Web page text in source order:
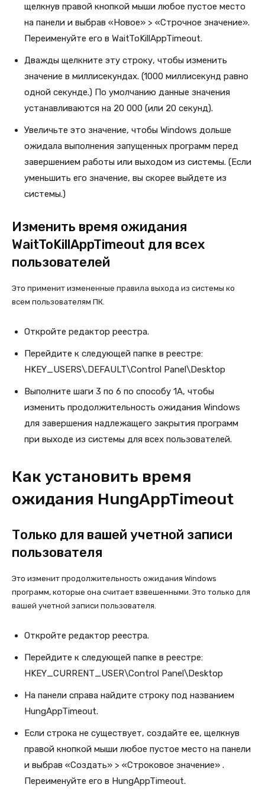
щелкнув правой кнопкой мыши любое пустое место
на панели и выбрав «Новое» > «Строчное значение».
Переименуйте его в WaitToKillAppTimeout.
Дважды щелкните эту строку, чтобы изменить
значение в миллисекундах. (1000 миллисекунд равно
одной секунде.) По умолчанию данные значения
устанавливаются на 20 000 (или 20 секунд).
Увеличьте это значение, чтобы Windows дольше
ожидала выполнения запущенных программ перед
завершением работы или выходом из системы. (Если
уменьшить его значение, вы скорее выйдете из
системы.)
Изменить время ожидания
WaitToKillAppTimeout для всех
пользователей
Это применит измененные правила выхода из системы ко
всем пользователям ПК.
Откройте редактор реестра.
Перейдите к следующей папке в реестре:
HKEY_USERS\.DEFAULT\Control Panel\Desktop
Выполните шаги 3 по 6 по способу 1A, чтобы
изменить продолжительность ожидания Windows
для завершения надлежащего закрытия программ
при выходе из системы для всех пользователей.
Как установить время
ожидания HungAppTimeout
Только для вашей учетной записи
пользователя
Это изменит продолжительность ожидания Windows
программ, которые она считает взвешенными. Это только для
вашей учетной записи пользователя.
Откройте редактор реестра.
Перейдите к следующей папке в реестре:
HKEY_CURRENT_USER\Control Panel\Desktop
На панели справа найдите строку под названием
HungAppTimeout.
Если строка не существует, создайте ее, щелкнув
правой кнопкой мыши любое пустое место на панели
и выбрав «Создать» > «Строковое значение» .
Переименуйте его в HungAppTimeout.